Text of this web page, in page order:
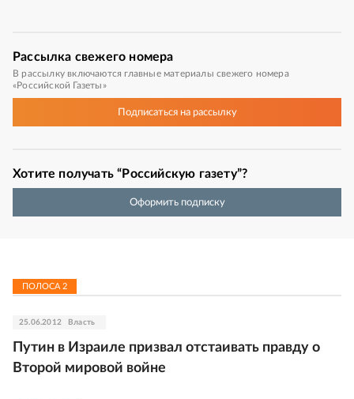
Рассылка свежего номера
В рассылку включаются главные материалы свежего номера
«Российской Газеты»
Подписатьсяна рассылку
Хотите получать “Российскую газету”?
Оформить подписку
ПОЛОСА 2
25.06.2012 Власть
Путин в Израиле призвал отстаивать правду о
Второй мировой войне